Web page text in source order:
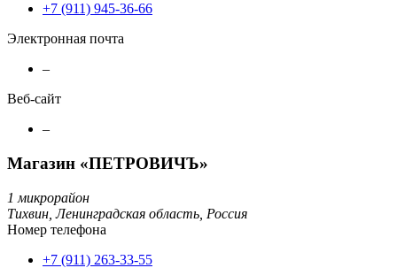
+7 (911) 945-36-66
Электронная почта
–
Веб-сайт
–
Магазин «ПЕТРОВИЧЪ»
1 микрорайон
Тихвин,Ленинградская область, Россия
Номер телефона
+7 (911) 263-33-55